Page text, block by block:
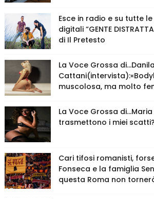
Esce in radio e su tutte
digitali “GENTE
di Il Pretesto
La Voce Grossa di…Danila
muscolosa, ma molto
La Voce Grossa di…Maria
trasmettono i miei
Cari tifosi romanisti,
Fonseca e la famiglia
questa Roma non